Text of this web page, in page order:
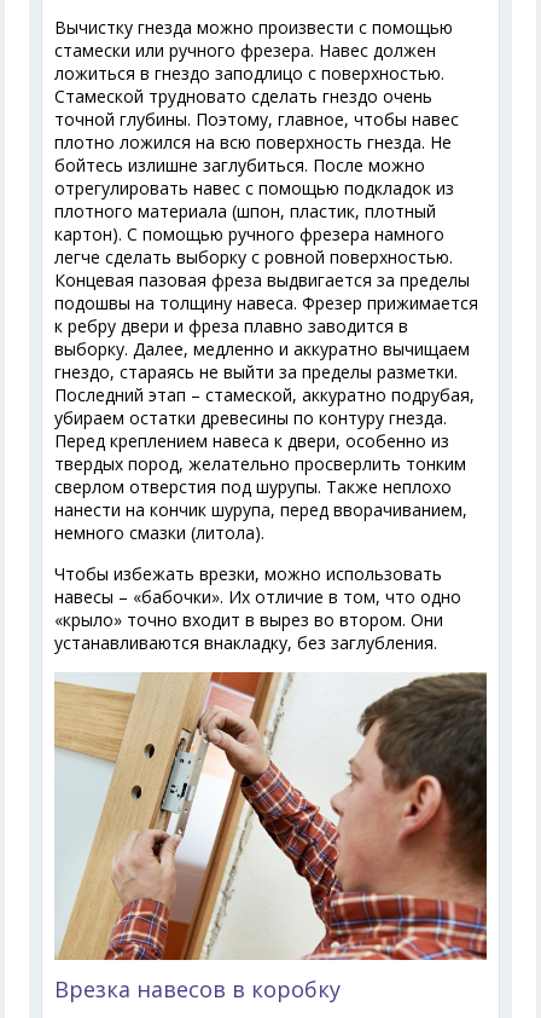
Вычистку гнезда можно произвести с помощью
стамески или ручного фрезера. Навес должен
ложиться в гнездо заподлицо с поверхностью.
Стамеской трудновато сделать гнездо очень
точной глубины. Поэтому, главное, чтобы навес
плотно ложился на всю поверхность гнезда. Не
бойтесь излишне заглубиться. После можно
отрегулировать навес с помощью подкладок из
плотного материала (шпон, пластик, плотный
картон). С помощью ручного фрезера намного
легче сделать выборку с ровной поверхностью.
Концевая пазовая фреза выдвигается за пределы
подошвы на толщину навеса. Фрезер прижимается
к ребру двери и фреза плавно заводится в
выборку. Далее, медленно и аккуратно вычищаем
гнездо, стараясь не выйти за пределы разметки.
Последний этап – стамеской, аккуратно подрубая,
убираем остатки древесины по контуру гнезда.
Перед креплением навеса к двери, особенно из
твердых пород, желательно просверлить тонким
сверлом отверстия под шурупы. Также неплохо
нанести на кончик шурупа, перед вворачиванием,
немного смазки (литола).
Чтобы избежать врезки, можно использовать
навесы – «бабочки». Их отличие в том, что одно
«крыло» точно входит в вырез во втором. Они
устанавливаются внакладку, без заглубления.
Врезка навесов в коробку